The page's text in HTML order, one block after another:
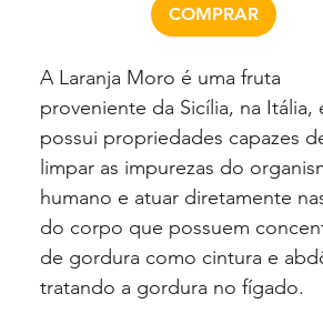
COMPRAR
A Laranja Moro é uma fruta
proveniente da Sicília, na Itália,
possui propriedades capazes
limpar as impurezas do
humano e atuar diretamente
do corpo que possuem
de gordura como cintura e
tratando a gordura no fígado.